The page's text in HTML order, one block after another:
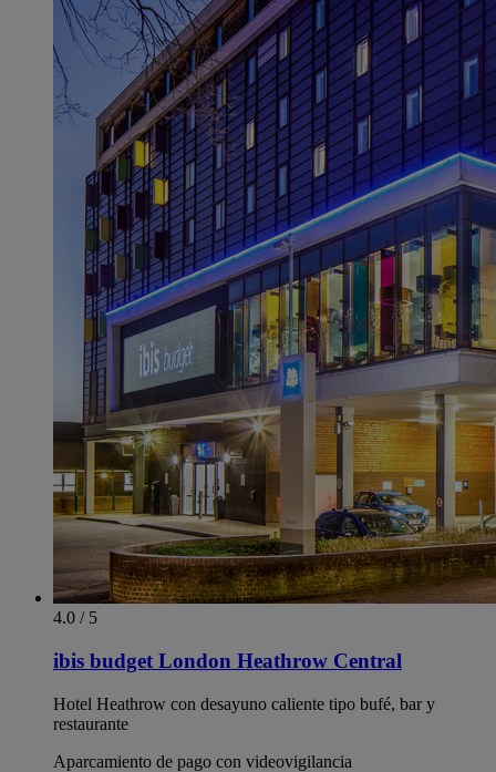
4.0 / 5
ibis budget London Heathrow Central
Hotel Heathrow con desayuno caliente tipo bufé, bar y
restaurante
Aparcamiento de pago con videovigilancia